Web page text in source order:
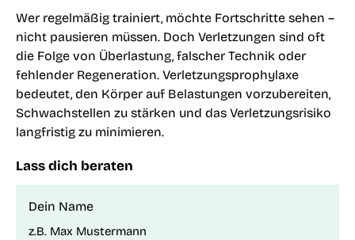
Wer regelmäßig trainiert, möchte Fortschritte sehen –
nicht pausieren müssen. Doch Verletzungen sind oft
die Folge von Überlastung, falscher Technik oder
fehlender Regeneration. Verletzungsprophylaxe
bedeutet, den Körper auf Belastungen vorzubereiten,
Schwachstellen zu stärken und das Verletzungsrisiko
langfristig zu minimieren.
Lass dich beraten
Dein Name